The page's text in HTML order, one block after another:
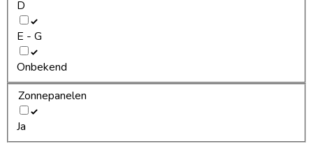
D
E - G
Onbekend
Zonnepanelen
Ja